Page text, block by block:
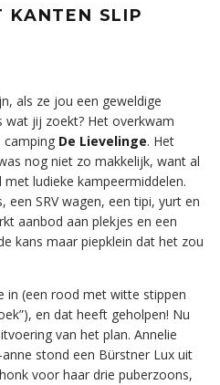
KANTEN SLIP
als ze jou een geweldige
wat jij zoekt? Het overkwam
camping De Lievelinge. Het
nog niet zo makkelijk, want al
ludieke kampeermiddelen.
een SRV wagen, een tipi, yurt en
aanbod aan plekjes en een
kans maar piepklein dat het zou
in (een rood met witte stippen
en dat heeft geholpen! Nu
van het plan. Annelie
stond een Bürstner Lux uit
voor haar drie puberzoons,